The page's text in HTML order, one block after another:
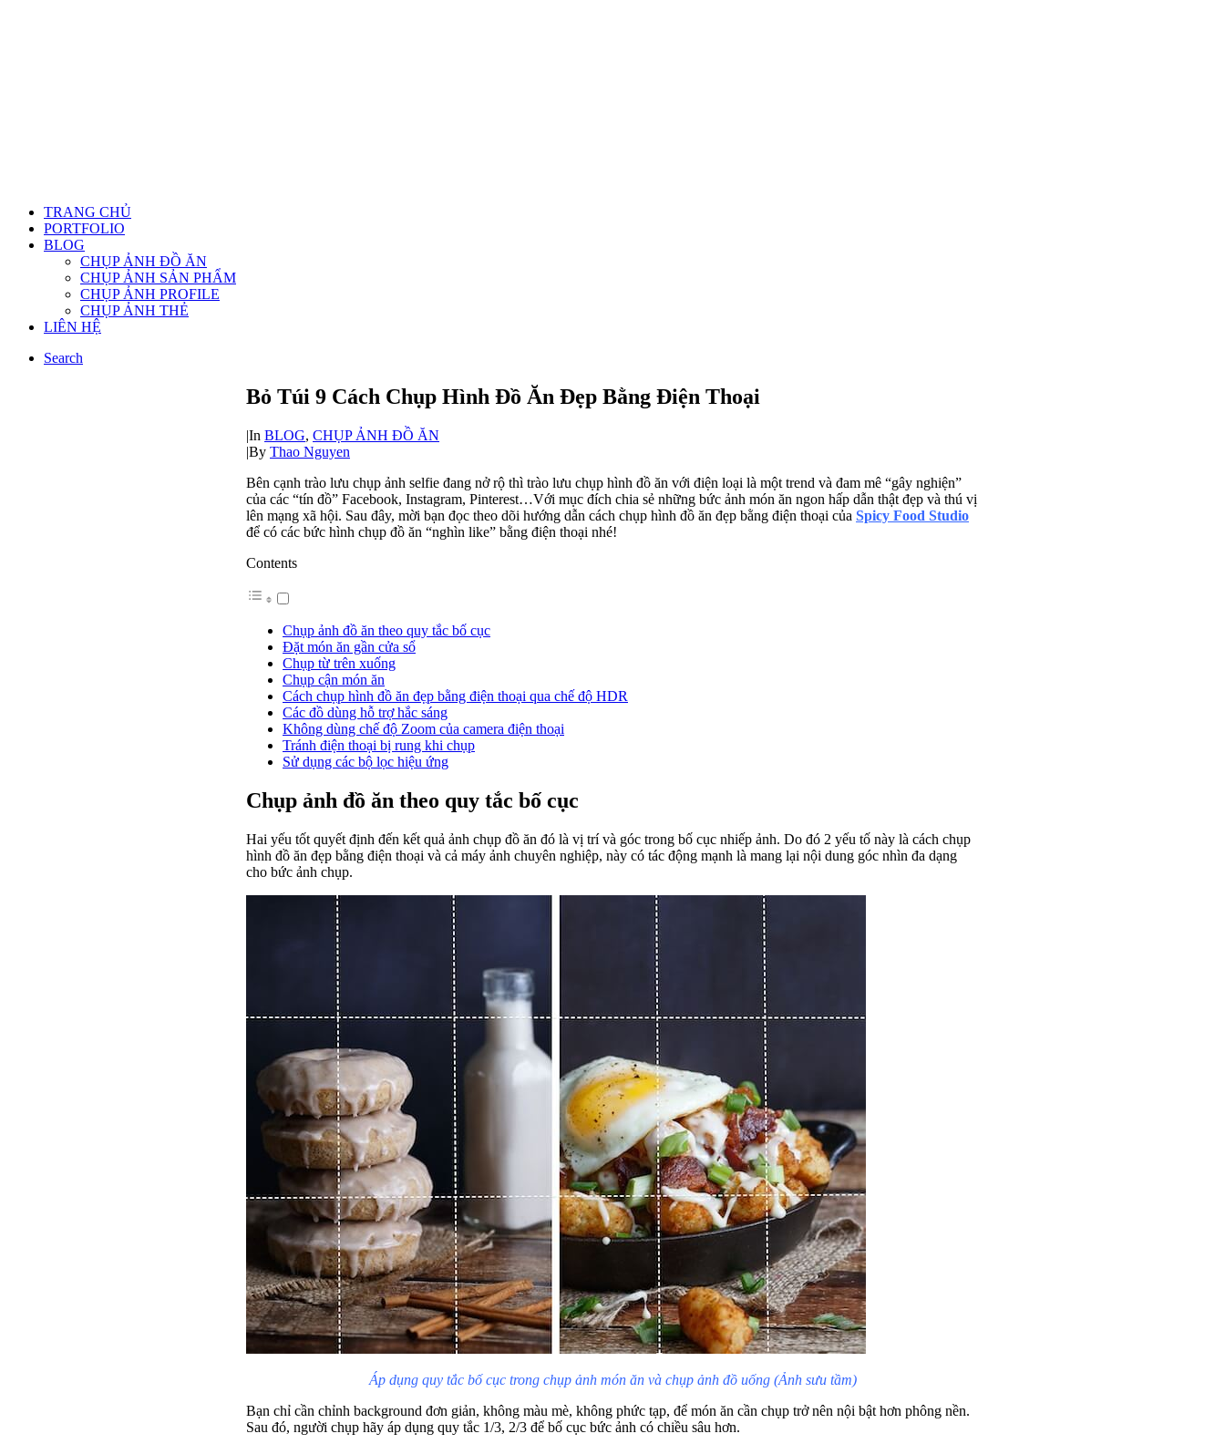
TRANG CHỦ
PORTFOLIO
BLOG
CHỤP ẢNH ĐỒ ĂN
CHỤP ẢNH SẢN PHẨM
CHỤP ẢNH PROFILE
CHỤP ẢNH THẺ
LIÊN HỆ
Search
Bỏ Túi 9 Cách Chụp Hình Đồ Ăn Đẹp Bằng Điện Thoại
|In BLOG, CHỤP ẢNH ĐỒ ĂN
|By Thao Nguyen
Bên cạnh trào lưu chụp ảnh selfie đang nở rộ thì trào lưu chụp hình đồ ăn với điện loại là một trend và đam mê “gây nghiện”
của các “tín đồ” Facebook, Instagram, Pinterest…Với mục đích chia sẻ những bức ảnh món ăn ngon hấp dẫn thật đẹp và thú vị
lên mạng xã hội. Sau đây, mời bạn đọc theo dõi hướng dẫn cách chụp hình đồ ăn đẹp bằng điện thoại của Spicy Food Studio
để có các bức hình chụp đồ ăn “nghìn like” bằng điện thoại nhé!
Contents
Chụp ảnh đồ ăn theo quy tắc bố cục
Đặt món ăn gần cửa sổ
Chụp từ trên xuống
Chụp cận món ăn
Cách chụp hình đồ ăn đẹp bằng điện thoại qua chế độ HDR
Các đồ dùng hỗ trợ hắc sáng
Không dùng chế độ Zoom của camera điện thoại
Tránh điện thoại bị rung khi chụp
Sử dụng các bộ lọc hiệu ứng
Chụp ảnh đồ ăn theo quy tắc bố cục
Hai yếu tốt quyết định đến kết quả ảnh chụp đồ ăn đó là vị trí và góc trong bố cục nhiếp ảnh. Do đó 2 yếu tố này là cách chụp
hình đồ ăn đẹp bằng điện thoại và cả máy ảnh chuyên nghiệp, này có tác động mạnh là mang lại nội dung góc nhìn đa dạng
cho bức ảnh chụp.
Áp dụng quy tắc bố cục trong chụp ảnh món ăn và chụp ảnh đồ uống (Ảnh sưu tầm)
Bạn chỉ cần chỉnh background đơn giản, không màu mè, không phức tạp, để món ăn cần chụp trở nên nội bật hơn phông nền.
Sau đó, người chụp hãy áp dụng quy tắc 1/3, 2/3 để bố cục bức ảnh có chiều sâu hơn.